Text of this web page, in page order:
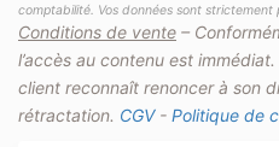
comptabilité. Vos données sont strictement
Conditions de vente –
l’accès au contenu est
client reconnaît renoncer à son
rétractation. CGV- Politique de